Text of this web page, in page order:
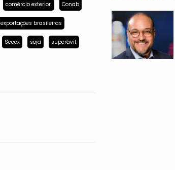
comércio exterior. Conab
exportações brasileiras
Secex soja superávit